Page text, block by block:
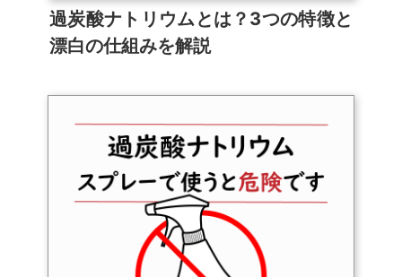
過炭酸ナトリウムとは？3つの特徴と
漂白の仕組みを解説